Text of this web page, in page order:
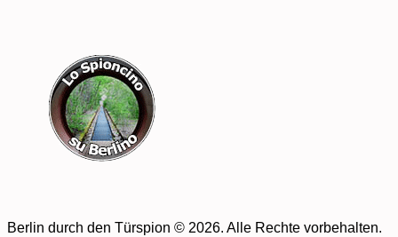
Berlin durch den Türspion © 2026. Alle Rechte vorbehalten.